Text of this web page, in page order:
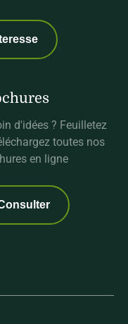
d'idées ? Feuilletez
toutes nos
en ligne